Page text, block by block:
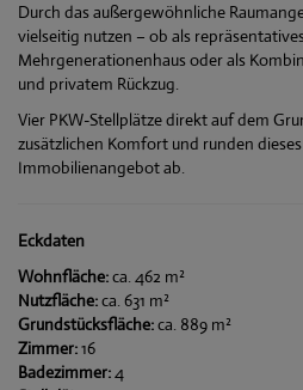
Durch das außergewöhnliche
vielseitig nutzen – ob als
Mehrgenerationenhaus oder als
und privatem Rückzug.
Vier PKW-Stellplätze direkt auf dem
zusätzlichen Komfort und runden
Immobilienangebot ab.
Eckdaten
Wohnfläche:ca. 462 m²
Nutzfläche:ca. 631 m²
Grundstücksfläche:ca. 889 m²
Zimmer:16
Badezimmer:4